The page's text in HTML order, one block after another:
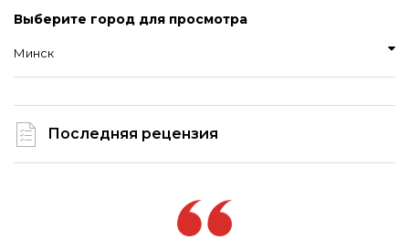
Выберите город для просмотра
Минск
Последняя рецензия